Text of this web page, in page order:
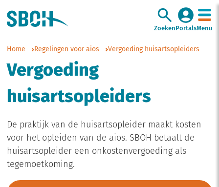
Zoeken PortalsMenu
Home Regelingen voor aios Vergoeding huisartsopleiders
Vergoeding
huisartsopleiders
De praktijk van de huisartsopleider maakt kosten
voor het opleiden van de aios. SBOH betaalt de
huisartsopleider een onkostenvergoeding als
tegemoetkoming.